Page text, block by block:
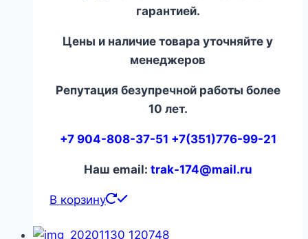
гарантией.
Цены и наличие товара уточняйте у
менеджеров
Репутация безупречной работы более
10 лет.
+7 904-808-37-51 +7(351)776-99-21
Наш email: trak-174@mail.ru
В корзину